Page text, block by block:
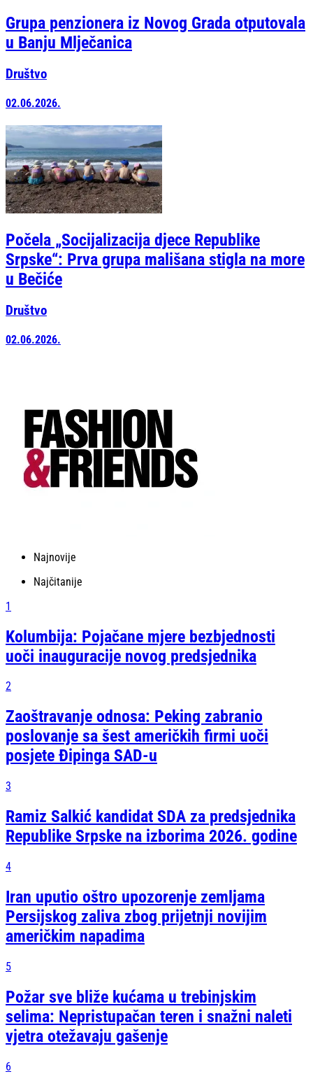
Grupa penzionera iz Novog Grada otputovala
u Banju Mlječanica
Društvo
02.06.2026.
Počela „Socijalizacija djece Republike
Srpske“: Prva grupa mališana stigla na more
u Bečiće
Društvo
02.06.2026.
Najnovije
Najčitanije
1
Kolumbija: Pojačane mjere bezbjednosti
uoči inauguracije novog predsjednika
2
Zaoštravanje odnosa: Peking zabranio
poslovanje sa šest američkih firmi uoči
posjete Đipinga SAD-u
3
Ramiz Salkić kandidat SDA za predsjednika
Republike Srpske na izborima 2026. godine
4
Iran uputio oštro upozorenje zemljama
Persijskog zaliva zbog prijetnji novijim
američkim napadima
5
Požar sve bliže kućama u trebinjskim
selima: Nepristupačan teren i snažni naleti
vjetra otežavaju gašenje
6